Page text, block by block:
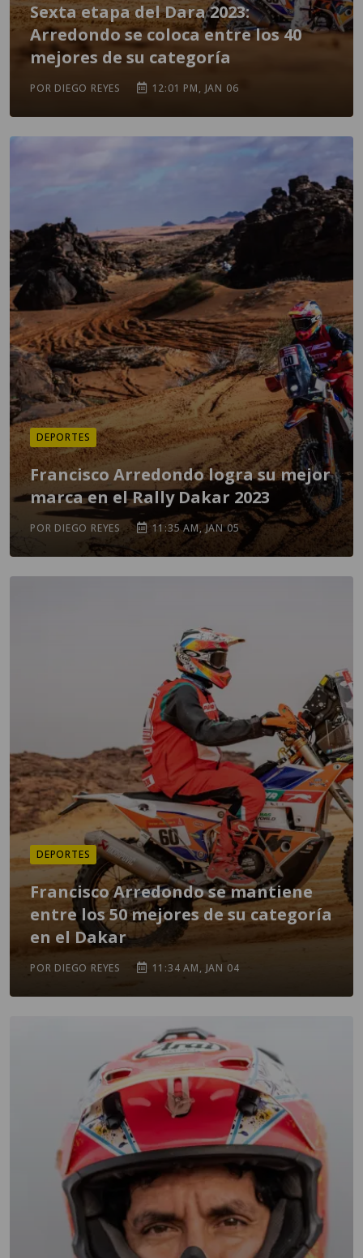
Sexta etapa del Dara 2023:
Arredondo se coloca entre los 40
mejores de su categoría
POR DIEGO REYES 12:01 PM, JAN 06
DEPORTES
Francisco Arredondo logra su mejor
marca en el Rally Dakar 2023
POR DIEGO REYES 11:35 AM, JAN 05
DEPORTES
Francisco Arredondo se mantiene
entre los 50 mejores de su categoría
en el Dakar
POR DIEGO REYES 11:34 AM, JAN 04